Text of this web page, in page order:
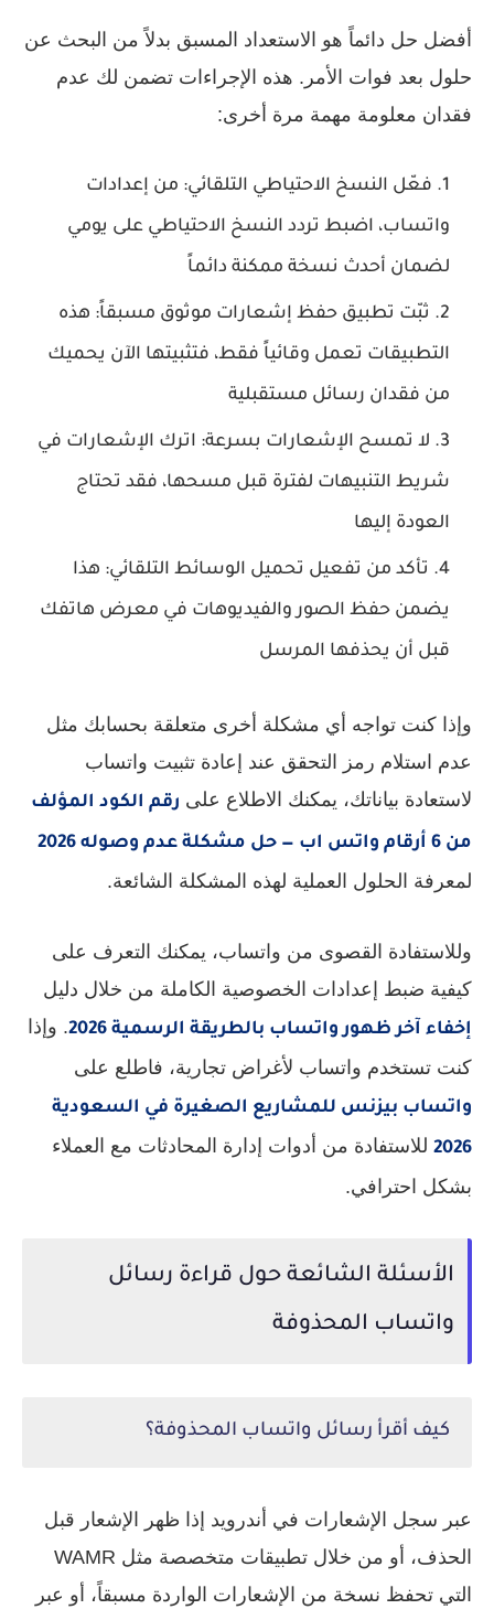
أفضل حل دائماً هو الاستعداد المسبق بدلاً من البحث عن
حلول بعد فوات الأمر. هذه الإجراءات تضمن لك عدم
فقدان معلومة مهمة مرة أخرى:
فعّل النسخ الاحتياطي التلقائي: من إعدادات
واتساب، اضبط تردد النسخ الاحتياطي على يومي
لضمان أحدث نسخة ممكنة دائماً
ثبّت تطبيق حفظ إشعارات موثوق مسبقاً: هذه
التطبيقات تعمل وقائياً فقط، فتثبيتها الآن يحميك
من فقدان رسائل مستقبلية
لا تمسح الإشعارات بسرعة: اترك الإشعارات في
شريط التنبيهات لفترة قبل مسحها، فقد تحتاج
العودة إليها
تأكد من تفعيل تحميل الوسائط التلقائي: هذا
يضمن حفظ الصور والفيديوهات في معرض هاتفك
قبل أن يحذفها المرسل
وإذا كنت تواجه أي مشكلة أخرى متعلقة بحسابك مثل
عدم استلام رمز التحقق عند إعادة تثبيت واتساب
لاستعادة بياناتك، يمكنك الاطلاع على رقم الكود المؤلف
من 6 أرقام واتس اب — حل مشكلة عدم وصوله 2026
لمعرفة الحلول العملية لهذه المشكلة الشائعة.
وللاستفادة القصوى من واتساب، يمكنك التعرف على
كيفية ضبط إعدادات الخصوصية الكاملة من خلال دليل
إخفاء آخر ظهور واتساب بالطريقة الرسمية 2026
. وإذا
كنت تستخدم واتساب لأغراض تجارية، فاطلع على
واتساب بيزنس للمشاريع الصغيرة في السعودية
2026 للاستفادة من أدوات إدارة المحادثات مع العملاء
بشكل احترافي.
الأسئلة الشائعة حول قراءة رسائل
واتساب المحذوفة
كيف أقرأ رسائل واتساب المحذوفة؟
عبر سجل الإشعارات في أندرويد إذا ظهر الإشعار قبل
الحذف، أو من خلال تطبيقات متخصصة مثل WAMR
التي تحفظ نسخة من الإشعارات الواردة مسبقاً، أو عبر